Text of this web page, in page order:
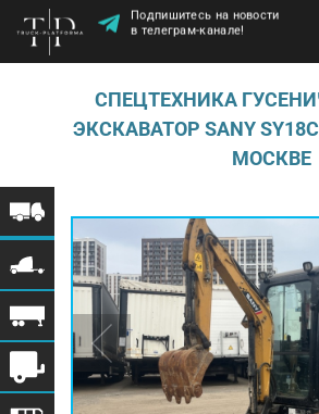
Подпишитесь на новости
в телеграм-канале!
СПЕЦТЕХНИКА
ЭКСКАВАТОР SANY
МОСКВЕ